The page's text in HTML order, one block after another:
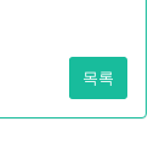
목록